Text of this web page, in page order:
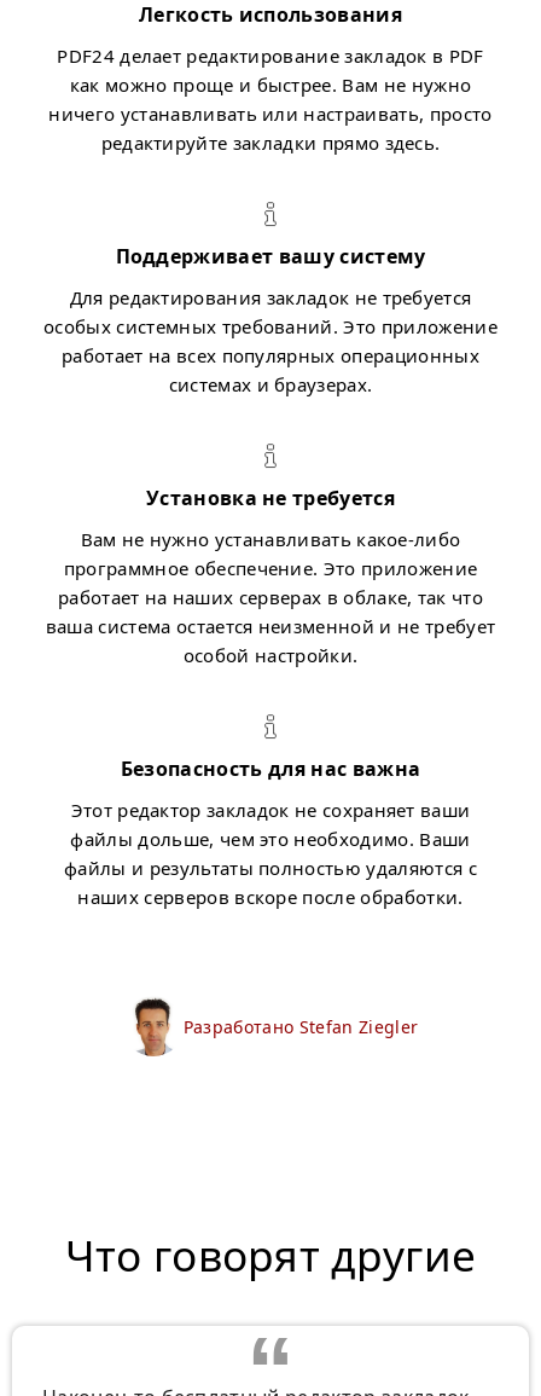
Легкость использования
PDF24 делает редактирование закладок в PDF
как можно проще и быстрее. Вам не нужно
ничего устанавливать или настраивать, просто
редактируйте закладки прямо здесь.
Поддерживает вашу систему
Для редактирования закладок не требуется
особых системных требований. Это приложение
работает на всех популярных операционных
системах и браузерах.
Установка не требуется
Вам не нужно устанавливать какое-либо
программное обеспечение. Это приложение
работает на наших серверах в облаке, так что
ваша система остается неизменной и не требует
особой настройки.
Безопасность для нас важна
Этот редактор закладок не сохраняет ваши
файлы дольше, чем это необходимо. Ваши
файлы и результаты полностью удаляются с
наших серверов вскоре после обработки.
Разработано Stefan Ziegler
Что говорят другие